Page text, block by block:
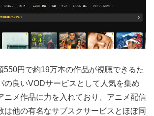
550円で約19万本の作品が視聴できるた
の良いVODサービスとして人気を集め
ニメ作品に力を入れており、アニメ配信
は他の有名なサブスクサービスとほぼ同